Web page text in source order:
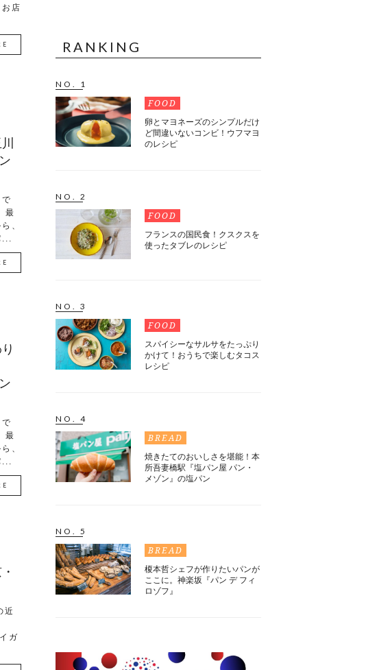
店
最
、
...
最
、
...
近
ガ
RANKING
NO. 1
FOOD
卵とマヨネーズのシンプルだけ
ど間違いないコンビ！ウフマヨ
のレシピ
NO. 2
FOOD
フランスの国民食！クスクスを
使ったタブレのレシピ
NO. 3
FOOD
スパイシーなサルサをたっぷり
かけて！おうちで楽しむタコス
レシピ
NO. 4
BREAD
焼きたてのおいしさを堪能！本
所吾妻橋駅『塩パン屋 パン・
メゾン』の塩パン
NO. 5
BREAD
榎本哲シェフが作りたいパンが
ここに。神楽坂『パン デ フィ
ロゾフ』